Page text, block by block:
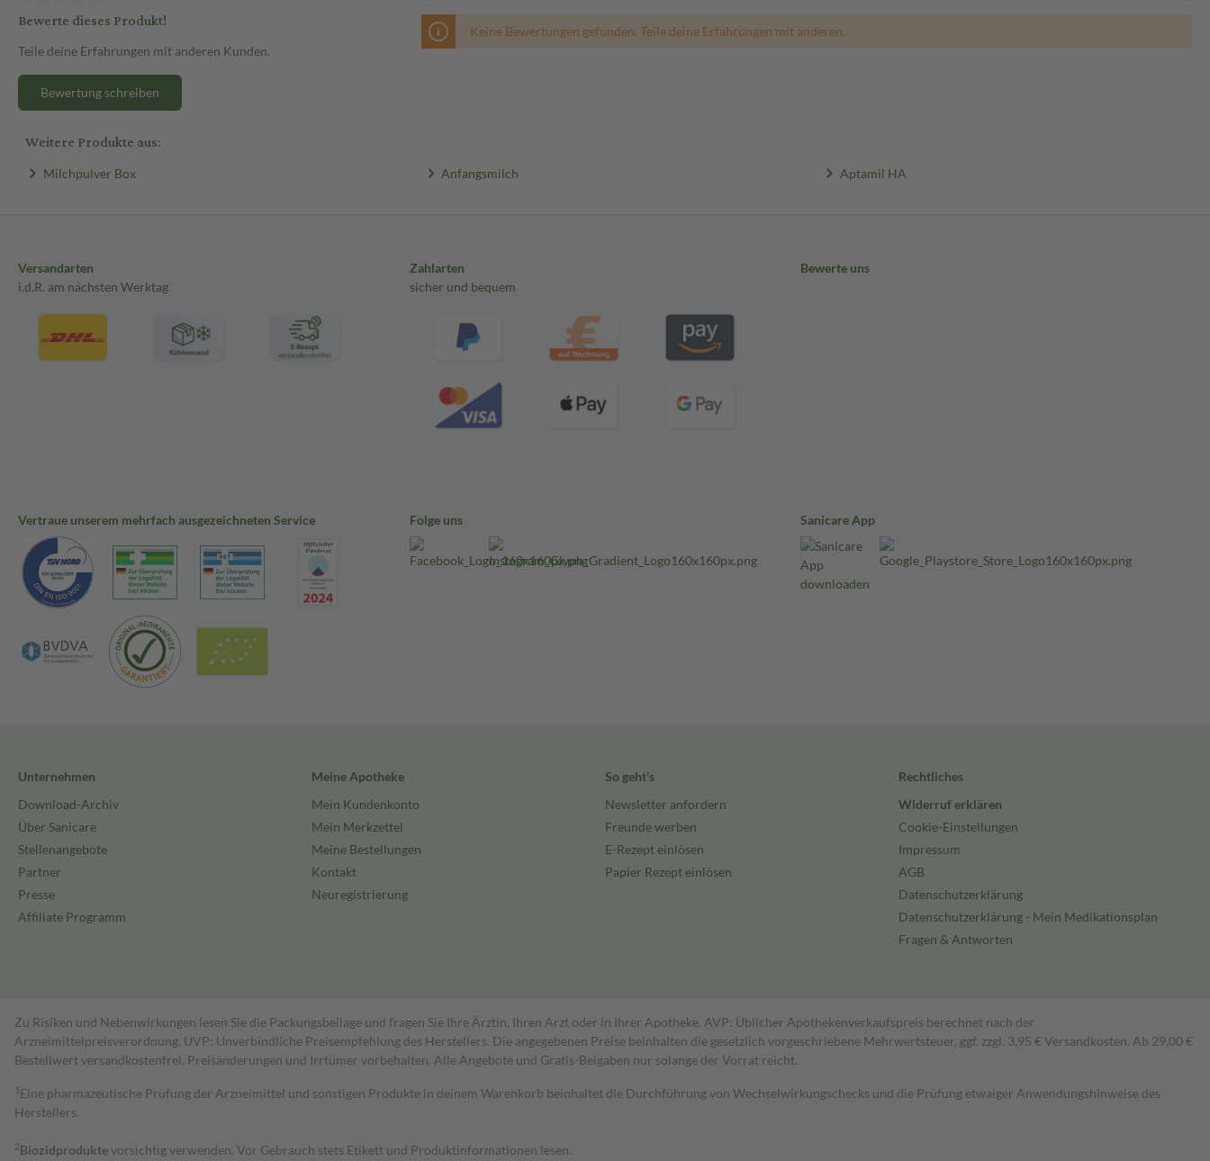
Bewerte dieses Produkt!
Teile deine Erfahrungen mit anderen Kunden.
Bewertung schreiben
Keine Bewertungen gefunden. Teile deine Erfahrungen mit anderen.
Weitere Produkte aus:
Milchpulver Box Anfangsmilch Aptamil HA
Versandarten
i.d.R. am nächsten Werktag
Zahlarten
sicher und bequem
Bewerte uns
Vertraue unserem mehrfach ausgezeichneten Service Folge uns Sanicare App
Unternehmen
Download-Archiv
Über Sanicare
Stellenangebote
Partner
Presse
Affiliate Programm
Meine Apotheke
Mein Kundenkonto
Mein Merkzettel
Meine Bestellungen
Kontakt
Neuregistrierung
So geht's
Newsletter anfordern
Freunde werben
E-Rezept einlösen
Papier Rezept einlösen
Rechtliches
Widerruf erklären
Cookie-Einstellungen
Impressum
AGB
Datenschutzerklärung
Datenschutzerklärung - Mein Medikationsplan
Fragen & Antworten
Zu Risiken und Nebenwirkungen lesen Sie die Packungsbeilage und fragen Sie Ihre Ärztin, Ihren Arzt oder in Ihrer Apotheke. AVP: Üblicher Apothekenverkaufspreis berechnet nach der
Arzneimittelpreisverordnung. UVP: Unverbindliche Preisempfehlung des Herstellers. Die angegebenen Preise beinhalten die gesetzlich vorgeschriebene Mehrwertsteuer, ggf. zzgl. 3,95 € Versandkosten. Ab 29,00 €
Bestell­wert versand­kosten­frei. Preisänderungen und Irrtümer vorbehalten. Alle Angebote und Gratis-Beigaben nur solange der Vorrat reicht.
1 Eine pharmazeutische Prüfung der Arzneimittel und sonstigen Produkte in deinem Warenkorb beinhaltet die Durchführung von Wechselwirkungschecks und die Prüfung etwaiger Anwendungshinweise des
Herstellers.
2Biozidproduktevorsichtig verwenden. Vor Gebrauch stets Etikett und Produktinformationen lesen.